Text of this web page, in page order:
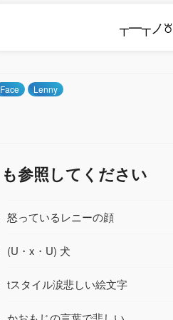
┬━┬ノ
Face Lenny
も参照してください
怒っているレニーの顔
(U・x・U) 犬
tスタイル涙悲しい絵文字